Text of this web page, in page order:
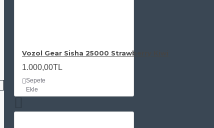
Vozol Gear Sisha 25000 Strawberry Kiwi
1.000,00TL
Sepete
Ekle